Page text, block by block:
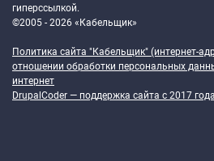
гиперссылкой.
©2005 - 2026 «Кабельщик»
Политика сайта "Кабельщик" (интернет-
отношении обработки персональных
интернет
DrupalCoder — поддержка сайта c 2017 года